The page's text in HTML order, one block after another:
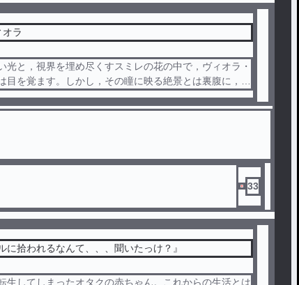
ラ
光と，視界を埋め尽くすスミレの花の中で，ヴィオラ・
目を覚ます。しかし，その瞳に映る絶景とは裏腹に，彼
ぽ」だった。
記憶がない。ただ一つ確信しているのは，自分という器
な使命感だけだった。
33
に拾われるなんて、、、聞いたっけ？』
生してしまったオタクの赤ちゃん。これからの生活とは